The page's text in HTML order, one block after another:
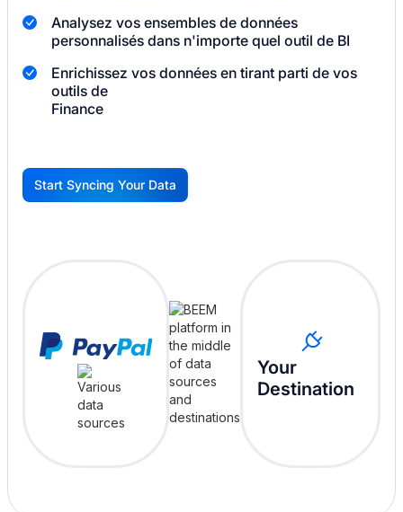
Analysez vos ensembles de données
personnalisés dans n'importe quel outil de BI
Enrichissez vos données en tirant parti de vos
outils de
Finance
G
Start Syncing Your Data
Your
Destination